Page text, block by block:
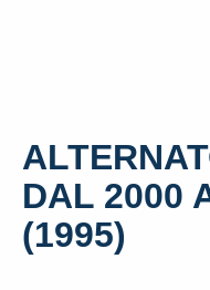
DAL 2000
(1995)